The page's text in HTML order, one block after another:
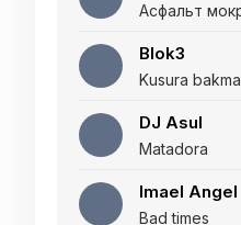
Blok3
Kusura bakma
DJ Asul
Matadora
Imael Angel
Bad times